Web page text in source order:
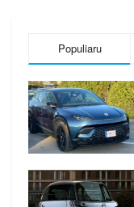
Populiaru